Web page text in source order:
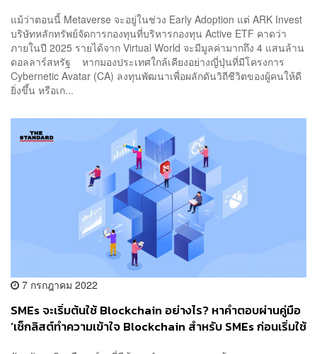
แม้ว่าตอนนี้ Metaverse จะอยู่ในช่วง Early Adoption แต่ ARK Invest
บริษัทหลักทรัพย์จัดการกองทุนที่บริหารกองทุน Active ETF คาดว่า
ภายในปี 2025 รายได้จาก Virtual World จะมีมูลค่ามากถึง 4 แสนล้าน
ดอลลาร์สหรัฐ หากมองประเทศใกล้เคียงอย่างญี่ปุ่นที่มีโครงการ
Cybernetic Avatar (CA) ลงทุนพัฒนาเพื่อผลักดันวิถีชีวิตของผู้คนให้ดี
ยิ่งขึ้น หรือเก...
7 กรกฎาคม 2022
SMEs จะเริ่มต้นใช้ Blockchain อย่างไร? หาคำตอบผ่านคู่มือ
‘เช็กลิสต์ทำความเข้าใจ Blockchain สำหรับ SMEs ก่อนเริ่มใช้